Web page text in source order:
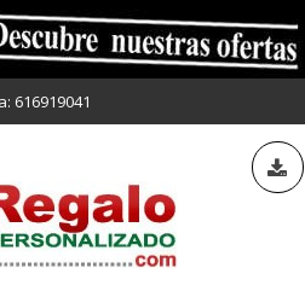
616919041